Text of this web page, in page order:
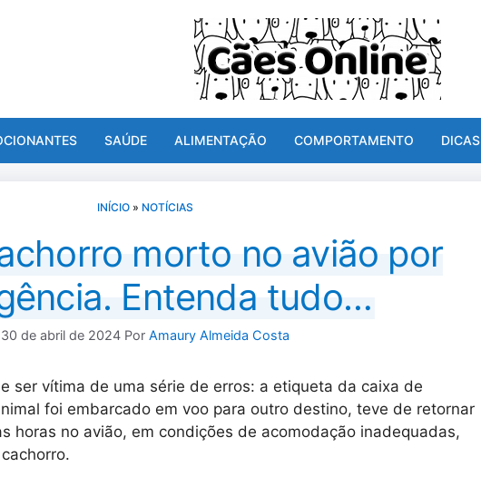
SAÚDE ALIMENTAÇÃO COMPORTAMENTO DICAS
INÍCIO » NOTÍCIAS
morto no avião por
Entenda tudo…
30 de abril de 2024 Por Amaury Almeida Costa
ser vítima de uma série de erros: a etiqueta da caixa de
foi embarcado em voo para outro destino, teve de retornar
horas no avião, em condições de acomodação inadequadas,